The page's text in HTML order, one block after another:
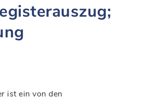
ist ein von den